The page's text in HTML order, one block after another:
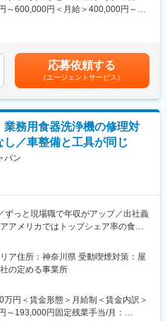
きます。
けでなく、既存顧客へのシステム提
ます。
集です。
装材、帳票など
査
】
外観検査
外観検査
、1日1～3件訪問し対応いただきま
～600,000円＜月給＞400,000円～
を含めた表記です。応募依頼する
（エージェントサービス）
業務用食器洗浄機の修理対
／車整備と工具が同じ
パン
ずっと現場職で年収がアップ／出社義
アメリカではトップシェア率の食器
で出社義務なし！
研修があり手厚いフォロー
使用し、お客様説明も車整備後のお
いる為、取引先から直接ご連絡はな
いません
ア住所：神奈川県 受動喫煙対策：屋
の定める事業所
円＜賃金形態＞月給制＜賃金内訳＞
～193,000円固定残業手当/月：